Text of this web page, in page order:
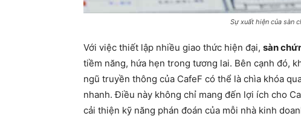
Sự xuất hiện của sàn
Với việc thiết lập nhiều giao thức hiện đại, sàn
tiềm năng, hứa hẹn trong tương lai. Bên cạnh đó,
ngũ truyền thông của CafeF có thể là chìa khóa
nhanh. Điều này không chỉ mang đến lợi ích cho
cải thiện kỹ năng phán đoán của mỗi nhà kinh